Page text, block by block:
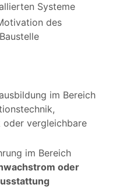
Systeme
des
im Bereich
oder vergleichbare
im Bereich
oder